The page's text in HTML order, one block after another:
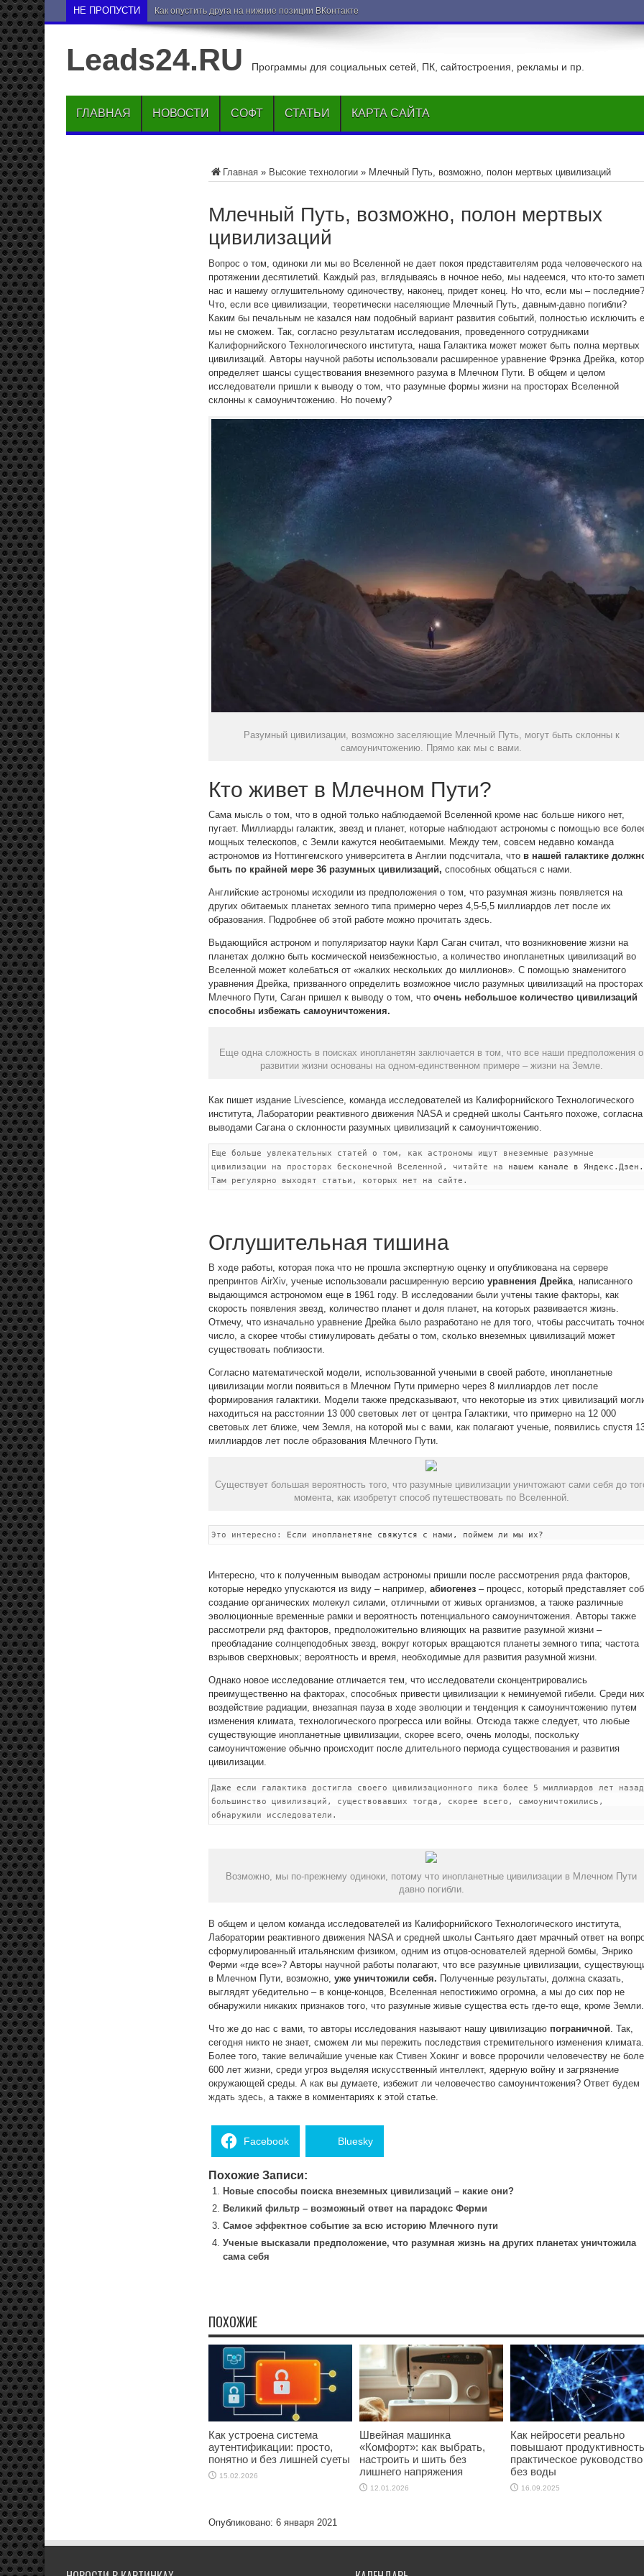
НЕ ПРОПУСТИ Как опустить друга на нижние позиции ВКонтакте
Leads24.RU Программы для социальных сетей, ПК, сайтостроения, рекламы и пр.
ГЛАВНАЯ НОВОСТИ СОФТ СТАТЬИ КАРТА САЙТА
Главная » Высокие технологии » Млечный Путь, возможно, полон мертвых цивилизаций
Млечный Путь, возможно, полон мертвых
цивилизаций
Вопрос о том, одиноки ли мы во Вселенной не дает покоя представителям рода человеческого на
протяжении десятилетий. Каждый раз, вглядываясь в ночное небо, мы надеемся, что кто-то
нас и нашему оглушительному одиночеству, наконец, придет конец. Но что, если мы – последние?
Что, если все цивилизации, теоретически населяющие Млечный Путь, давным-давно погибли?
Каким бы печальным не казался нам подобный вариант развития событий, полностью исключить
мы не сможем. Так, согласно результатам исследования, проведенного сотрудниками
Калифорнийского Технологического института, наша Галактика может может быть полна мертвых
цивилизаций. Авторы научной работы использовали расширенное уравнение Фрэнка Дрейка,
определяет шансы существования внеземного разума в Млечном Пути. В общем и целом
исследователи пришли к выводу о том, что разумные формы жизни на просторах Вселенной
склонны к самоуничтожению. Но почему?
Разумный цивилизации, возможно заселяющие Млечный Путь, могут быть склонны к
самоуничтожению. Прямо как мы с вами.
Кто живет в Млечном Пути?
Сама мысль о том, что в одной только наблюдаемой Вселенной кроме нас больше никого нет,
пугает. Миллиарды галактик, звезд и планет, которые наблюдают астрономы с помощью все
мощных телескопов, с Земли кажутся необитаемыми. Между тем, совсем недавно команда
астрономов из Ноттингемского университета в Англии подсчитала, что в нашей галактике
быть по крайней мере 36 разумных цивилизаций, способных общаться с нами.
Английские астрономы исходили из предположения о том, что разумная жизнь появляется на
других обитаемых планетах земного типа примерно через 4,5-5,5 миллиардов лет после их
образования. Подробнее об этой работе можно прочитать здесь.
Выдающийся астроном и популяризатор науки Карл Саган считал, что возникновение жизни на
планетах должно быть космической неизбежностью, а количество инопланетных цивилизаций во
Вселенной может колебаться от «жалких нескольких до миллионов». С помощью знаменитого
уравнения Дрейка, призванного определить возможное число разумных цивилизаций на просторах
Млечного Пути, Саган пришел к выводу о том, что очень небольшое количество цивилизаций
способны избежать самоуничтожения.
Еще одна сложность в поисках инопланетян заключается в том, что все наши предположения о
развитии жизни основаны на одном-единственном примере – жизни на Земле.
Как пишет издание Livescience, команда исследователей из Калифорнийского Технологического
института, Лаборатории реактивного движения NASA и средней школы Сантьяго похоже,
выводами Сагана о склонности разумных цивилизаций к самоуничтожению.
Еще больше увлекательных статей о том, как астрономы ищут внеземные разумные
цивилизации на просторах бесконечной Вселенной, читайте на нашем канале в Яндекс.Дзен.
Там регулярно выходят статьи, которых нет на сайте.
Оглушительная тишина
В ходе работы, которая пока что не прошла экспертную оценку и опубликована на сервере
препринтов AirXiv, ученые использовали расширенную версию уравнения Дрейка, написанного
выдающимся астрономом еще в 1961 году. В исследовании были учтены такие факторы, как
скорость появления звезд, количество планет и доля планет, на которых развивается жизнь.
Отмечу, что изначально уравнение Дрейка было разработано не для того, чтобы рассчитать
число, а скорее чтобы стимулировать дебаты о том, сколько внеземных цивилизаций может
существовать поблизости.
Согласно математической модели, использованной учеными в своей работе, инопланетные
цивилизации могли появиться в Млечном Пути примерно через 8 миллиардов лет после
формирования галактики. Модели также предсказывают, что некоторые из этих цивилизаций
находиться на расстоянии 13 000 световых лет от центра Галактики, что примерно на 12 000
световых лет ближе, чем Земля, на которой мы с вами, как полагают ученые, появились спустя
миллиардов лет после образования Млечного Пути.
Существует большая вероятность того, что разумные цивилизации уничтожают сами себя до
момента, как изобретут способ путешествовать по Вселенной.
Это интересно: Если инопланетяне свяжутся с нами, поймем ли мы их?
Интересно, что к полученным выводам астрономы пришли после рассмотрения ряда факторов,
которые нередко упускаются из виду – например, абиогенез – процесс, который представляет
создание органических молекул силами, отличными от живых организмов, а также различные
эволюционные временные рамки и вероятность потенциального самоуничтожения. Авторы также
рассмотрели ряд факторов, предположительно влияющих на развитие разумной жизни –
преобладание солнцеподобных звезд, вокруг которых вращаются планеты земного типа; частота
взрывов сверхновых; вероятность и время, необходимые для развития разумной жизни.
Однако новое исследование отличается тем, что исследователи сконцентрировались
преимущественно на факторах, способных привести цивилизации к неминуемой гибели. Среди них
воздействие радиации, внезапная пауза в ходе эволюции и тенденция к самоуничтожению путем
изменения климата, технологического прогресса или войны. Отсюда также следует, что любые
существующие инопланетные цивилизации, скорее всего, очень молоды, поскольку
самоуничтожение обычно происходит после длительного периода существования и развития
цивилизации.
Даже если галактика достигла своего цивилизационного пика более 5 миллиардов лет
большинство цивилизаций, существовавших тогда, скорее всего, самоуничтожились,
обнаружили исследователи.
Возможно, мы по-прежнему одиноки, потому что инопланетные цивилизации в Млечном Пути
давно погибли.
В общем и целом команда исследователей из Калифорнийского Технологического института,
Лаборатории реактивного движения NASA и средней школы Сантьяго дает мрачный ответ на
сформулированный итальянским физиком, одним из отцов-основателей ядерной бомбы, Энрико
Ферми «где все»? Авторы научной работы полагают, что все разумные цивилизации,
в Млечном Пути, возможно, уже уничтожили себя. Полученные результаты, должна сказать,
выглядят убедительно – в конце-концов, Вселенная непостижимо огромна, а мы до сих пор не
обнаружили никаких признаков того, что разумные живые существа есть где-то еще, кроме Земли.
Что же до нас с вами, то авторы исследования называют нашу цивилизацию пограничной. Так,
сегодня никто не знает, сможем ли мы пережить последствия стремительного изменения климата.
Более того, такие величайшие ученые как Стивен Хокинг и вовсе пророчили человечеству не
600 лет жизни, среди угроз выделяя искусственный интеллект, ядерную войну и загрязнение
окружающей среды. А как вы думаете, избежит ли человечество самоуничтожения? Ответ будем
ждать здесь, а также в комментариях к этой статье.
Facebook Bluesky
Похожие Записи:
Новые способы поиска внеземных цивилизаций – какие они?
Великий фильтр – возможный ответ на парадокс Ферми
Самое эффектное событие за всю историю Млечного пути
Ученые высказали предположение, что разумная жизнь на других планетах уничтожила
сама себя
ПОХОЖИЕ
Как устроена система
аутентификации: просто,
понятно и без лишней суеты
15.02.2026
Швейная машинка
«Комфорт»: как выбрать,
настроить и шить без
лишнего напряжения
12.01.2026
Как нейросети реально
повышают
практическое руководство
без воды
16.09.2025
Опубликовано: 6 января 2021